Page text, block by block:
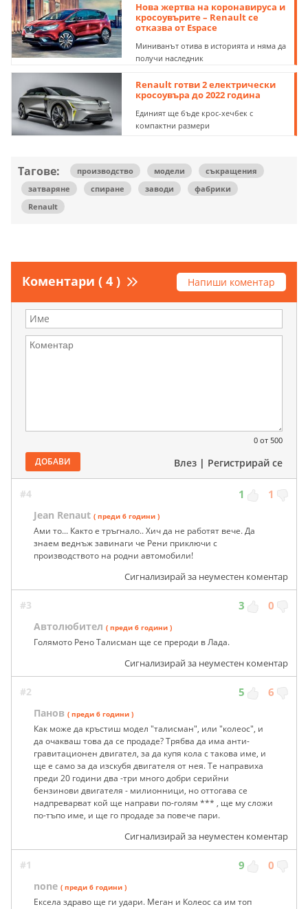
Нова жертва на коронавируса и
кросоувърите – Renault се
отказва от Espace
Миниванът отива в историята и няма да
получи наследник
Renault готви 2 електрически
кросоувъра до 2022 година
Единият ще бъде крос-хечбек с
компактни размери
Тагове: производство модели
съкращения
затваряне
спиране заводи
фабрики
Renault
Коментари ( 4 ) Напиши коментар
0 от 500
ДОБАВИ Влез | Регистрирай се
#4 1 1
Jean Renaut ( преди 6 години )
Ами то... Както е тръгнало.. Хич да не работят вече. Да
знаем веднъж завинаги че Рени приключи с
производството на родни автомобили!
Сигнализирай за неуместен коментар
#3 3 0
Автолюбител ( преди 6 години )
Голямото Рено Талисман ще се прероди в Лада.
Сигнализирай за неуместен коментар
#2 5 6
Панов ( преди 6 години )
Как може да кръстиш модел "талисман", или "колеос", и
да очакваш това да се продаде? Трябва да има анти-
гравитационен двигател, за да купя кола с такова име, и
ще е само за да изскубя двигателя от нея. Те направиха
преди 20 години два -три много добри серийни
бензинови двигателя - милионници, но оттогава се
надпреварват кой ще направи по-голям *** , ще му сложи
по-тъпо име, и ще го продаде за повече пари.
Сигнализирай за неуместен коментар
#1 9 0
none ( преди 6 години )
Ексела здраво ще ги удари. Меган и Колеос са им топ